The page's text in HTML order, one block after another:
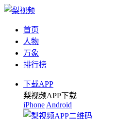
首页
人物
万象
排行榜
下载APP
梨视频APP下载
iPhone Android